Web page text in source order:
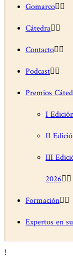
Gomarco
Cátedra
Contacto
Podcast
Premios
I
II
III
2026
Formación
Expertos en